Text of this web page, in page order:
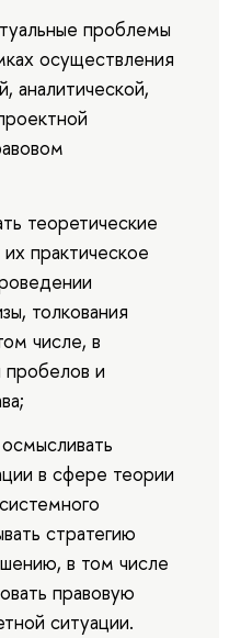
проблемы
осуществления
аналитической,
теоретические
практическое
толкования
числе, в
пробелов и
в сфере теории
стратегию
в том числе
правовую
ситуации.